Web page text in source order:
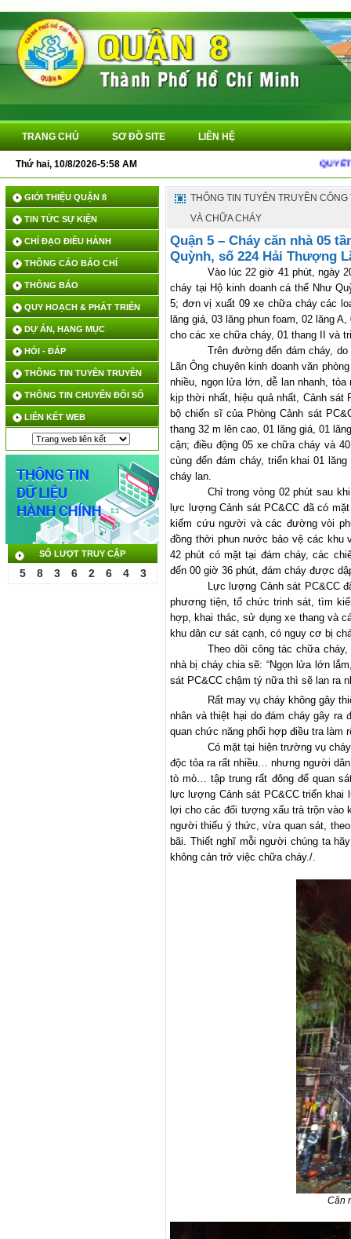
TRANG CHỦ SƠ ĐỒ SITE LIÊN HỆ
Thứ hai, 10/8/2026-5:58 AM QUYẾT
GIỚI THIỆU QUẬN 8
TIN TỨC SỰ KIỆN
CHỈ ĐẠO ĐIỀU HÀNH
THÔNG CÁO BÁO CHÍ
THÔNG BÁO
QUY HOẠCH & PHÁT TRIỂN
DỰ ÁN, HẠNG MỤC
HỎI - ĐÁP
THÔNG TIN TUYÊN TRUYỀN
THÔNG TIN CHUYỂN ĐỔI SỐ
LIÊN KẾT WEB
SỐ LƯỢT TRUY CẬP
5 8 3 6 2 6 4 3
THÔNG TIN TUYÊN TRUYỀN
VÀ CHỮA CHÁY
Quận 5 – Cháy căn nhà 05
Quỳnh, số 224 Hải Thượng
Vào lúc 22 giờ 41 phút, ngày
cháy tại Hộ kinh doanh cá thể Như
5; đơn vị xuất 09 xe chữa cháy các
lăng giá, 03 lăng phun foam, 02 lăng
cho các xe chữa cháy, 01 thang II và
Trên đường đến đám cháy,
Lãn Ông chuyên kinh doanh văn
nhiều, ngọn lửa lớn, dễ lan nhanh,
kịp thời nhất, hiệu quả nhất, Cảnh sát
bộ chiến sĩ của Phòng Cảnh sát
thang 32 m lên cao, 01 lăng giá, 01
cận; điều động 05 xe chữa cháy và
cùng đến đám cháy, triển khai 01
cháy lan.
Chỉ trong vòng 02 phút sau
lực lượng Cảnh sát PC&CC đã có
kiếm cứu người và các đường vòi
đồng thời phun nước bảo vệ các khu
42 phút có mặt tại đám cháy, các
đến 00 giờ 36 phút, đám cháy được
Lực lượng Cảnh sát PC&CC
phương tiện, tổ chức trinh sát, tìm
hợp, khai thác, sử dụng xe thang và
khu dân cư sát cạnh, có nguy cơ bị
Theo dõi công tác chữa
nhà bị cháy chia sẽ: “Ngọn lửa lớn
sát PC&CC chậm tý nữa thì sẽ lan ra
Rất may vụ cháy không gây
nhân và thiệt hại do đám cháy gây ra
quan chức năng phối hợp điều tra làm
Có mặt tại hiện trường vụ
độc tỏa ra rất nhiều… nhưng người
tò mò… tập trung rất đông để quan
lực lượng Cảnh sát PC&CC triển
lợi cho các đối tượng xấu trà trộn
người thiếu ý thức, vừa quan sát,
bãi. Thiết nghĩ mỗi người chúng ta
không cản trở việc chữa cháy./.
Căn